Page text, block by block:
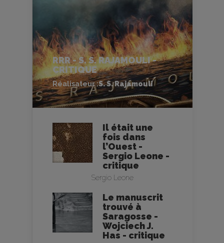
RRR - S. S. RAJAMOULI -
CRITIQUE
Réalisateur :S. S. Rajamouli
Il était une
fois dans
l’Ouest -
Sergio Leone -
critique
Sergio Leone
Le manuscrit
trouvé à
Saragosse -
Wojciech J.
Has - critique